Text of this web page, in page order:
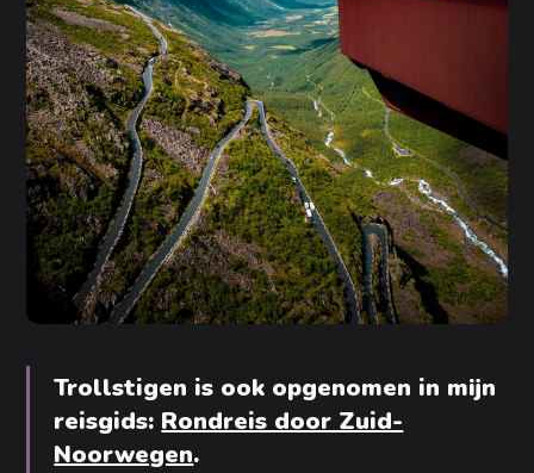
Trollstigen is ook opgenomen in mijn
reisgids:Rondreis door Zuid-
Noorwegen.